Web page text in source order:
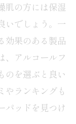
となる理由
わせ効果
違い
水の使い分
パッドの選
肌の方には保湿
いでしょう。一
効果のある製品
、アルコールフ
のを選ぶと良い
やランキングも
パッドを見つけ